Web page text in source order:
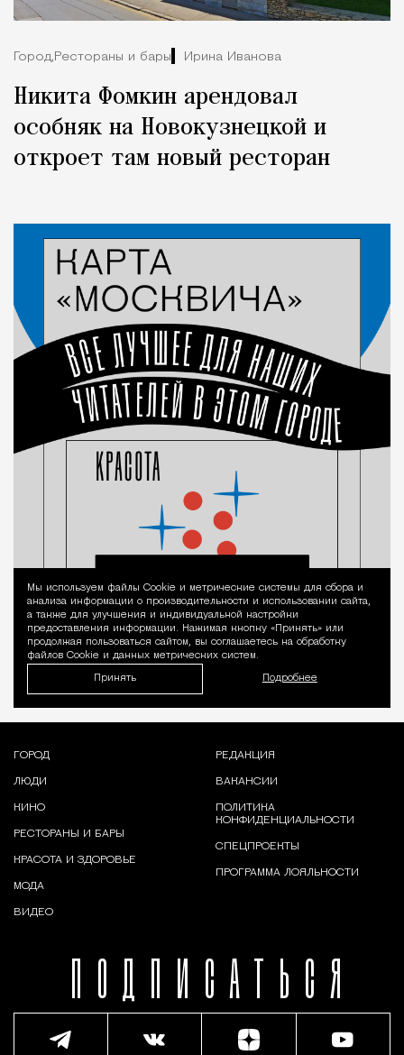
Город, Рестораны и бары Ирина Иванова
Никита Фомкин арендовал
особняк на Новокузнецкой и
откроет там новый ресторан
Уведомление
Мы используем файлы Сookie и метрические системы для сбора и
анализа информации о производительности и использовании сайта,
а также для улучшения и индивидуальной настройки
предоставления информации. Нажимая кнопку «Принять» или
продолжая пользоваться сайтом, вы соглашаетесь на обработку
файлов Cookie и данных метрических систем.
Принять Подробнее
ПОДПИСАТЬСЯ
ГОРОД
ЛЮДИ
КИНО
РЕСТОРАНЫ И БАРЫ
КРАСОТА И ЗДОРОВЬЕ
МОДА
ВИДЕО
РЕДАКЦИЯ
ВАКАНСИИ
ПОЛИТИКА
КОНФИДЕНЦИАЛЬНОСТИ
СПЕЦПРОЕКТЫ
ПРОГРАММА ЛОЯЛЬНОСТИ